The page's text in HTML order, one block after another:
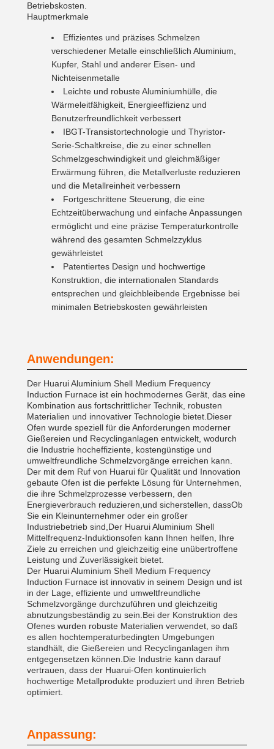
Betriebskosten.
Hauptmerkmale
Effizientes und präzises Schmelzen
verschiedener Metalle einschließlich Aluminium,
Kupfer, Stahl und anderer Eisen- und
Nichteisenmetalle
Leichte und robuste Aluminiumhülle, die
Wärmeleitfähigkeit, Energieeffizienz und
Benutzerfreundlichkeit verbessert
IBGT-Transistortechnologie und Thyristor-
Serie-Schaltkreise, die zu einer schnellen
Schmelzgeschwindigkeit und gleichmäßiger
Erwärmung führen, die Metallverluste reduzieren
und die Metallreinheit verbessern
Fortgeschrittene Steuerung, die eine
Echtzeitüberwachung und einfache Anpassungen
ermöglicht und eine präzise Temperaturkontrolle
während des gesamten Schmelzzyklus
gewährleistet
Patentiertes Design und hochwertige
Konstruktion, die internationalen Standards
entsprechen und gleichbleibende Ergebnisse bei
minimalen Betriebskosten gewährleisten
Anwendungen:
Der Huarui Aluminium Shell Medium Frequency
Induction Furnace ist ein hochmodernes Gerät, das eine
Kombination aus fortschrittlicher Technik, robusten
Materialien und innovativer Technologie bietet.Dieser
Ofen wurde speziell für die Anforderungen moderner
Gießereien und Recyclinganlagen entwickelt, wodurch
die Industrie hocheffiziente, kostengünstige und
umweltfreundliche Schmelzvorgänge erreichen kann.
Der mit dem Ruf von Huarui für Qualität und Innovation
gebaute Ofen ist die perfekte Lösung für Unternehmen,
die ihre Schmelzprozesse verbessern, den
Energieverbrauch reduzieren,und sicherstellen, dassOb
Sie ein Kleinunternehmer oder ein großer
Industriebetrieb sind,Der Huarui Aluminium Shell
Mittelfrequenz-Induktionsofen kann Ihnen helfen, Ihre
Ziele zu erreichen und gleichzeitig eine unübertroffene
Leistung und Zuverlässigkeit bietet.
Der Huarui Aluminium Shell Medium Frequency
Induction Furnace ist innovativ in seinem Design und ist
in der Lage, effiziente und umweltfreundliche
Schmelzvorgänge durchzuführen und gleichzeitig
abnutzungsbeständig zu sein.Bei der Konstruktion des
Ofenes wurden robuste Materialien verwendet, so daß
es allen hochtemperaturbedingten Umgebungen
standhält, die Gießereien und Recyclinganlagen ihm
entgegensetzen können.Die Industrie kann darauf
vertrauen, dass der Huarui-Ofen kontinuierlich
hochwertige Metallprodukte produziert und ihren Betrieb
optimiert.
Anpassung: